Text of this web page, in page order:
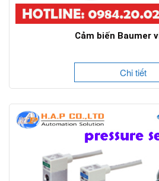
Cảm biến Baumer
Chi tiết